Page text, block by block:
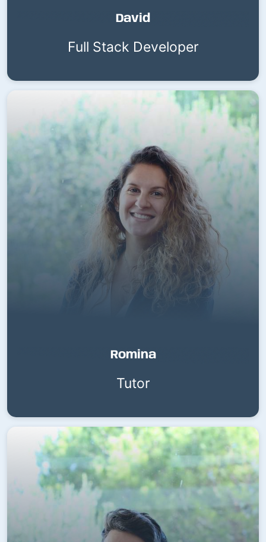
David
Full Stack Developer
Romina
Tutor